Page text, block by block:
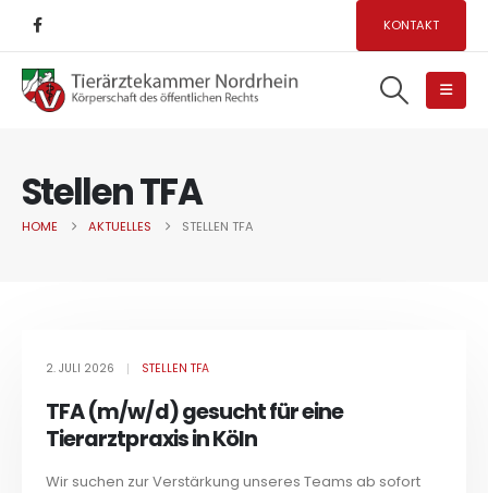
KONTAKT
Stellen TFA
HOME AKTUELLES STELLEN TFA
2. JULI 2026 STELLEN TFA
TFA (m/w/d) gesucht für eine
Tierarztpraxis in Köln
Wir suchen zur Verstärkung unseres Teams ab sofort